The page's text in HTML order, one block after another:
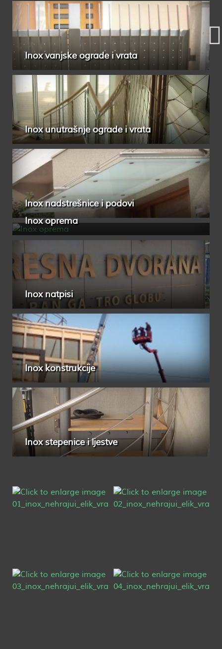
Inox vanjske ograde i vrata
Inox unutrašnje ograde i vrata
Inox nadstrešnice i podovi
Inox oprema
Inox natpisi
Inox konstrukcije
Inox stepenice i ljestve